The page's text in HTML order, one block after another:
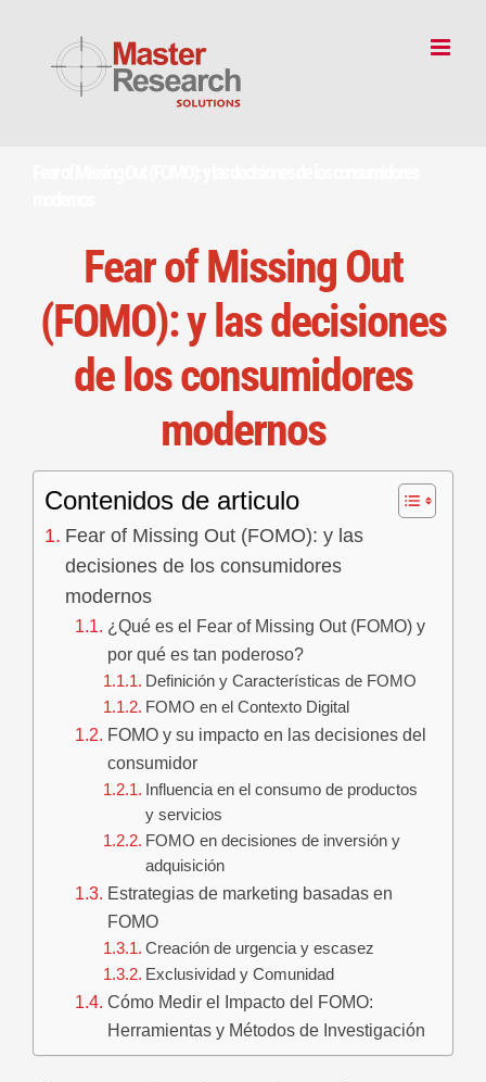
content
Fear of Missing Out
(FOMO): y las decisiones
de los consumidores
modernos
Contenidos de articulo
Fear of Missing Out (FOMO): y las
decisiones de los consumidores
modernos
¿Qué es el Fear of Missing Out (FOMO) y
por qué es tan poderoso?
Definición y Características de FOMO
FOMO en el Contexto Digital
FOMO y su impacto en las decisiones del
consumidor
Influencia en el consumo de productos
y servicios
FOMO en decisiones de inversión y
adquisición
Estrategias de marketing basadas en
FOMO
Creación de urgencia y escasez
Exclusividad y Comunidad
Cómo Medir el Impacto del FOMO:
Herramientas y Métodos de Investigación